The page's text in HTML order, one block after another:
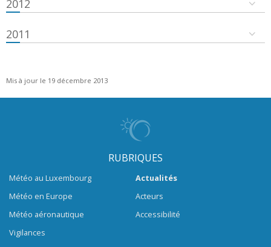
2012
2011
Mis à jour le 19 décembre 2013
RUBRIQUES
Météo au Luxembourg
Météo en Europe
Météo aéronautique
Vigilances
Actualités
Acteurs
Accessibilité